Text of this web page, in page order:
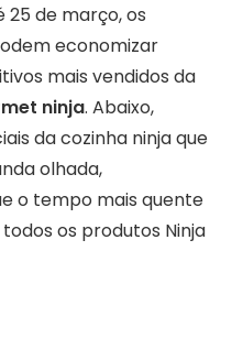
25 de março, os
economizar
mais vendidos da
ninja. Abaixo,
da cozinha ninja que
olhada,
o tempo mais quente
os produtos Ninja